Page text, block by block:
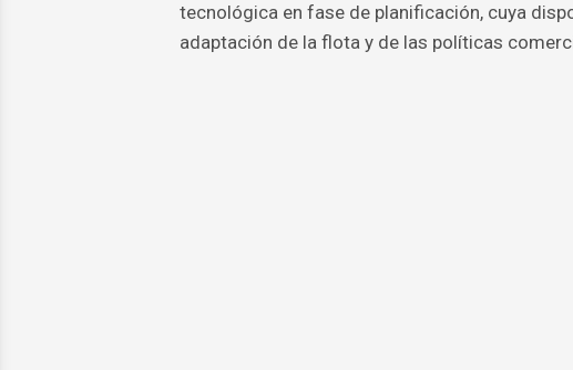
tecnológica en fase de planificación, cuya
adaptación de la flota y de las políticas